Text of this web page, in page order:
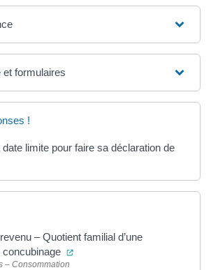
et formulaires
!
limite pour faire sa déclaration de
– Quotient familial d’une
concubinage
(ouverture dans un nouvel
– Consommation